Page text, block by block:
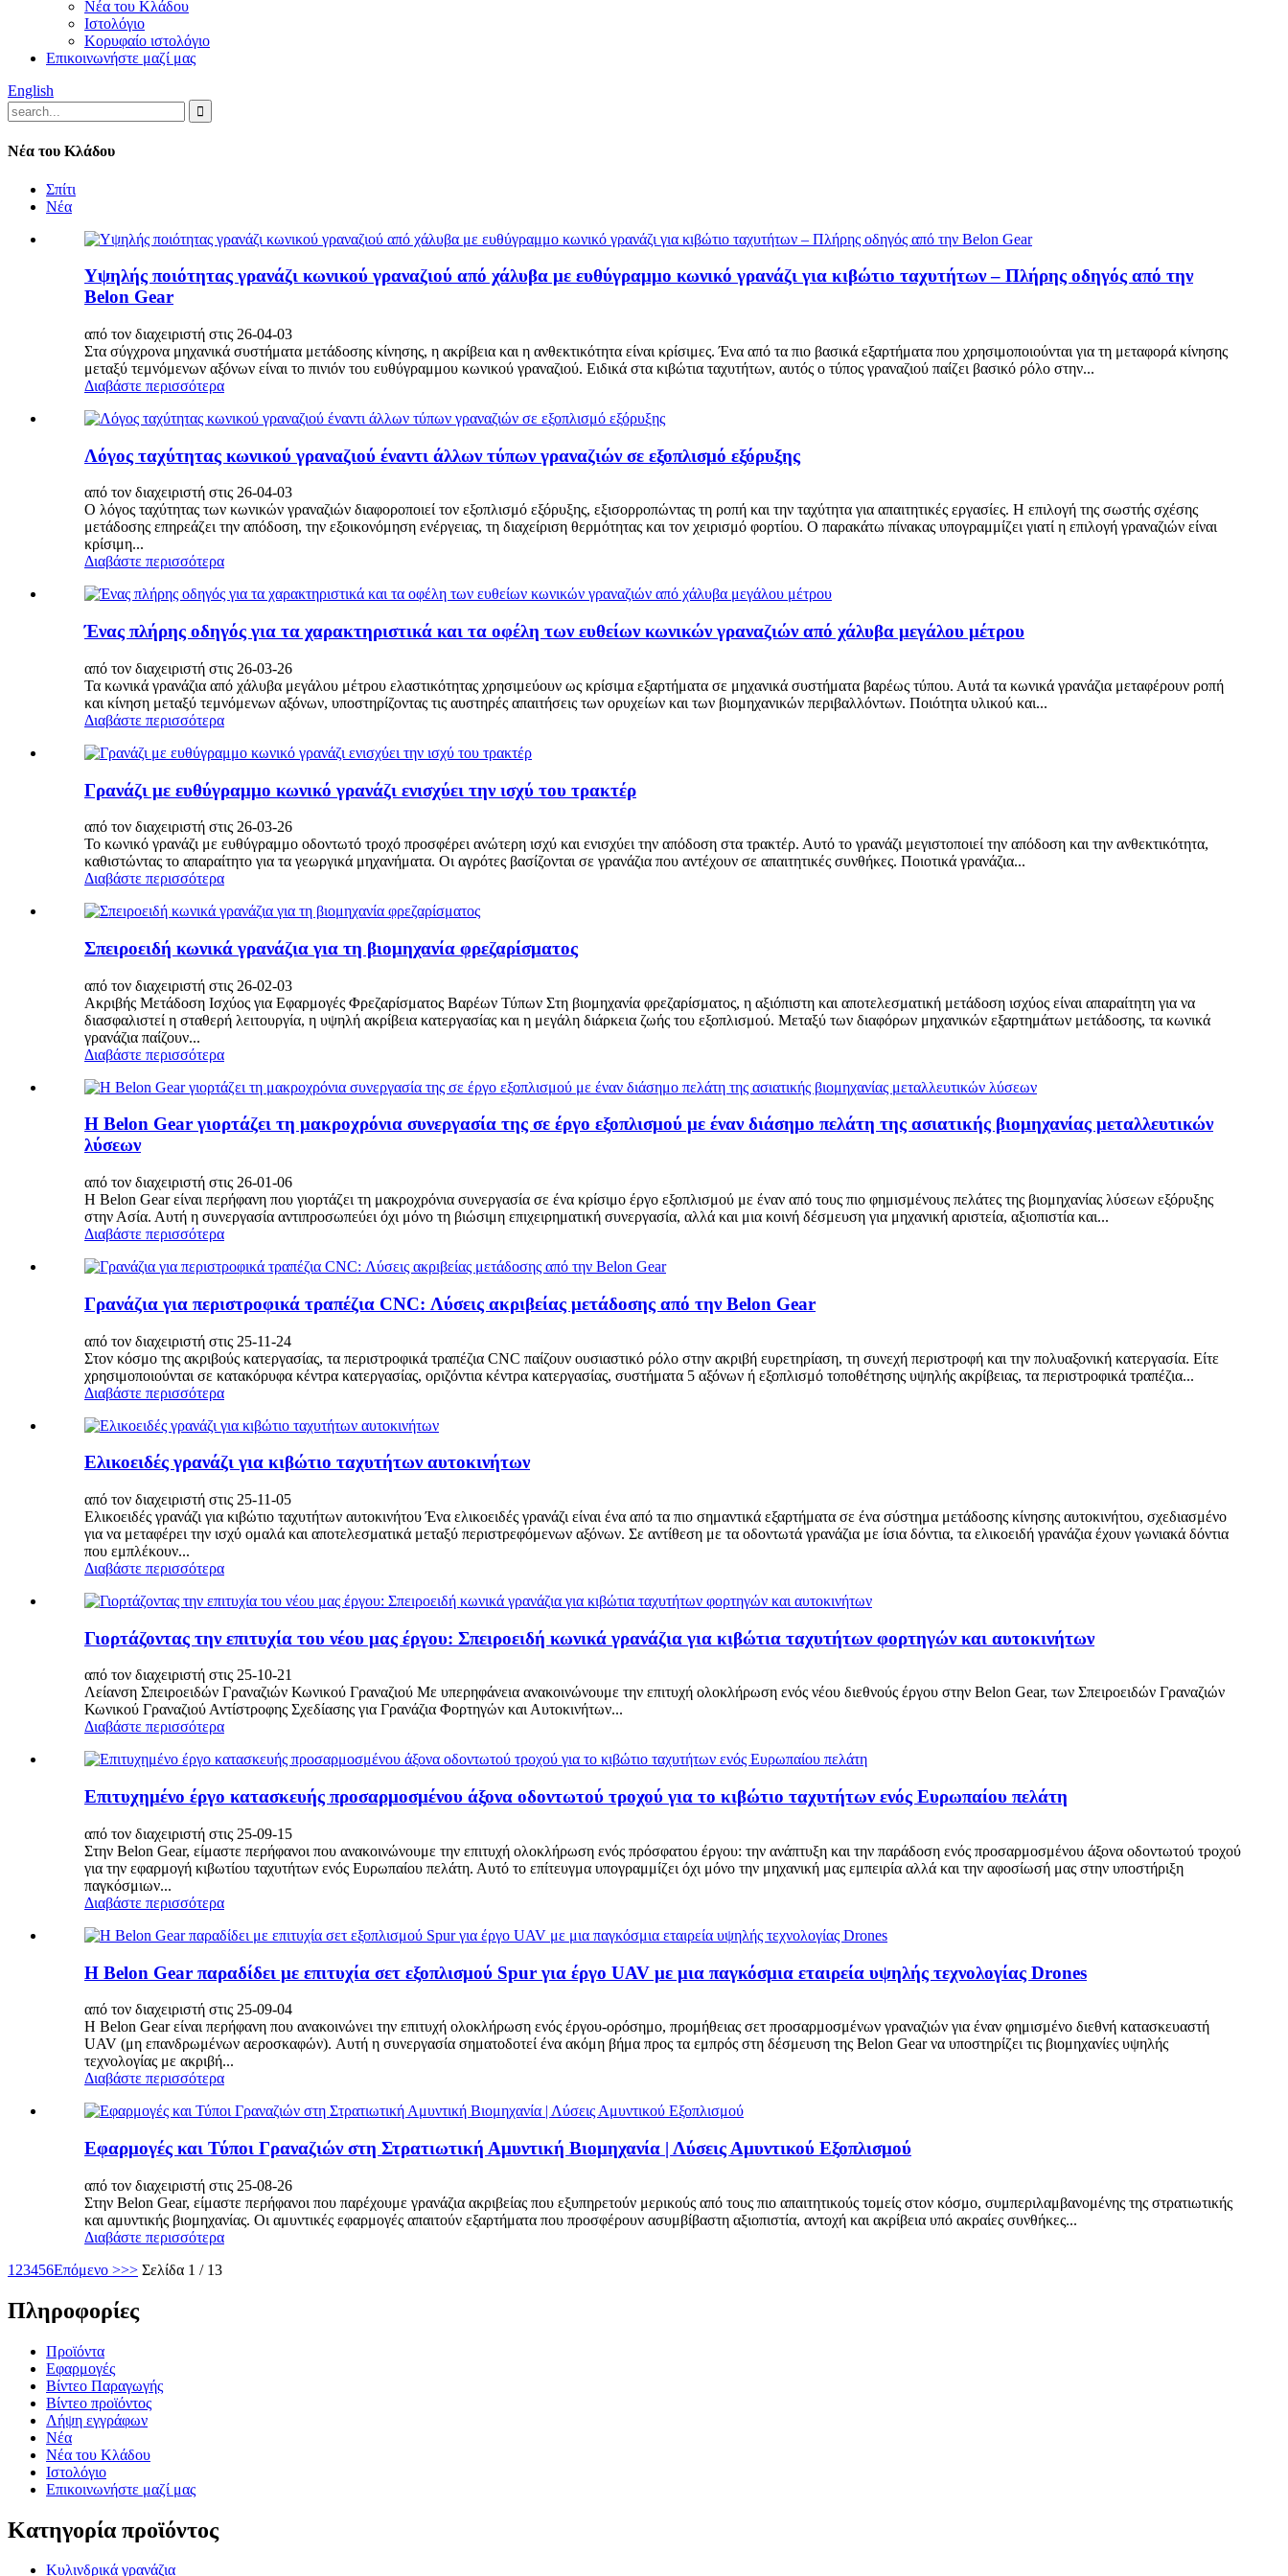
Νέα του Κλάδου
Ιστολόγιο
Κορυφαίο ιστολόγιο
Επικοινωνήστε μαζί μας
English
Νέα του Κλάδου
Σπίτι
Νέα
Υψηλής ποιότητας γρανάζι κωνικού γραναζιού από χάλυβα με ευθύγραμμο κωνικό γρανάζι για κιβώτιο ταχυτήτων – Πλήρης οδηγός από την
Belon Gear
από τον διαχειριστή στις 26-04-03
Στα σύγχρονα μηχανικά συστήματα μετάδοσης κίνησης, η ακρίβεια και η ανθεκτικότητα είναι κρίσιμες. Ένα από τα πιο βασικά εξαρτήματα που χρησιμοποιούνται για τη μεταφορά κίνησης
μεταξύ τεμνόμενων αξόνων είναι το πινιόν του ευθύγραμμου κωνικού γραναζιού. Ειδικά στα κιβώτια ταχυτήτων, αυτός ο τύπος γραναζιού παίζει βασικό ρόλο στην...
Διαβάστε περισσότερα
Λόγος ταχύτητας κωνικού γραναζιού έναντι άλλων τύπων γραναζιών σε εξοπλισμό εξόρυξης
από τον διαχειριστή στις 26-04-03
Ο λόγος ταχύτητας των κωνικών γραναζιών διαφοροποιεί τον εξοπλισμό εξόρυξης, εξισορροπώντας τη ροπή και την ταχύτητα για απαιτητικές εργασίες. Η επιλογή της σωστής σχέσης
μετάδοσης επηρεάζει την απόδοση, την εξοικονόμηση ενέργειας, τη διαχείριση θερμότητας και τον χειρισμό φορτίου. Ο παρακάτω πίνακας υπογραμμίζει γιατί η επιλογή γραναζιών είναι
κρίσιμη...
Διαβάστε περισσότερα
Ένας πλήρης οδηγός για τα χαρακτηριστικά και τα οφέλη των ευθείων κωνικών γραναζιών από χάλυβα μεγάλου μέτρου
από τον διαχειριστή στις 26-03-26
Τα κωνικά γρανάζια από χάλυβα μεγάλου μέτρου ελαστικότητας χρησιμεύουν ως κρίσιμα εξαρτήματα σε μηχανικά συστήματα βαρέως τύπου. Αυτά τα κωνικά γρανάζια μεταφέρουν ροπή
και κίνηση μεταξύ τεμνόμενων αξόνων, υποστηρίζοντας τις αυστηρές απαιτήσεις των ορυχείων και των βιομηχανικών περιβαλλόντων. Ποιότητα υλικού και...
Διαβάστε περισσότερα
Γρανάζι με ευθύγραμμο κωνικό γρανάζι ενισχύει την ισχύ του τρακτέρ
από τον διαχειριστή στις 26-03-26
Το κωνικό γρανάζι με ευθύγραμμο οδοντωτό τροχό προσφέρει ανώτερη ισχύ και ενισχύει την απόδοση στα τρακτέρ. Αυτό το γρανάζι μεγιστοποιεί την απόδοση και την ανθεκτικότητα,
καθιστώντας το απαραίτητο για τα γεωργικά μηχανήματα. Οι αγρότες βασίζονται σε γρανάζια που αντέχουν σε απαιτητικές συνθήκες. Ποιοτικά γρανάζια...
Διαβάστε περισσότερα
Σπειροειδή κωνικά γρανάζια για τη βιομηχανία φρεζαρίσματος
από τον διαχειριστή στις 26-02-03
Ακριβής Μετάδοση Ισχύος για Εφαρμογές Φρεζαρίσματος Βαρέων Τύπων Στη βιομηχανία φρεζαρίσματος, η αξιόπιστη και αποτελεσματική μετάδοση ισχύος είναι απαραίτητη για να
διασφαλιστεί η σταθερή λειτουργία, η υψηλή ακρίβεια κατεργασίας και η μεγάλη διάρκεια ζωής του εξοπλισμού. Μεταξύ των διαφόρων μηχανικών εξαρτημάτων μετάδοσης, τα κωνικά
γρανάζια παίζουν...
Διαβάστε περισσότερα
Η Belon Gear γιορτάζει τη μακροχρόνια συνεργασία της σε έργο εξοπλισμού με έναν διάσημο πελάτη της ασιατικής βιομηχανίας μεταλλευτικών
λύσεων
από τον διαχειριστή στις 26-01-06
Η Belon Gear είναι περήφανη που γιορτάζει τη μακροχρόνια συνεργασία σε ένα κρίσιμο έργο εξοπλισμού με έναν από τους πιο φημισμένους πελάτες της βιομηχανίας λύσεων εξόρυξης
στην Ασία. Αυτή η συνεργασία αντιπροσωπεύει όχι μόνο τη βιώσιμη επιχειρηματική συνεργασία, αλλά και μια κοινή δέσμευση για μηχανική αριστεία, αξιοπιστία και...
Διαβάστε περισσότερα
Γρανάζια για περιστροφικά τραπέζια CNC: Λύσεις ακριβείας μετάδοσης από την Belon Gear
από τον διαχειριστή στις 25-11-24
Στον κόσμο της ακριβούς κατεργασίας, τα περιστροφικά τραπέζια CNC παίζουν ουσιαστικό ρόλο στην ακριβή ευρετηρίαση, τη συνεχή περιστροφή και την πολυαξονική κατεργασία. Είτε
χρησιμοποιούνται σε κατακόρυφα κέντρα κατεργασίας, οριζόντια κέντρα κατεργασίας, συστήματα 5 αξόνων ή εξοπλισμό τοποθέτησης υψηλής ακρίβειας, τα περιστροφικά τραπέζια...
Διαβάστε περισσότερα
Ελικοειδές γρανάζι για κιβώτιο ταχυτήτων αυτοκινήτων
από τον διαχειριστή στις 25-11-05
Ελικοειδές γρανάζι για κιβώτιο ταχυτήτων αυτοκινήτου Ένα ελικοειδές γρανάζι είναι ένα από τα πιο σημαντικά εξαρτήματα σε ένα σύστημα μετάδοσης κίνησης αυτοκινήτου, σχεδιασμένο
για να μεταφέρει την ισχύ ομαλά και αποτελεσματικά μεταξύ περιστρεφόμενων αξόνων. Σε αντίθεση με τα οδοντωτά γρανάζια με ίσια δόντια, τα ελικοειδή γρανάζια έχουν γωνιακά δόντια
που εμπλέκουν...
Διαβάστε περισσότερα
Γιορτάζοντας την επιτυχία του νέου μας έργου: Σπειροειδή κωνικά γρανάζια για κιβώτια ταχυτήτων φορτηγών και αυτοκινήτων
από τον διαχειριστή στις 25-10-21
Λείανση Σπειροειδών Γραναζιών Κωνικού Γραναζιού Με υπερηφάνεια ανακοινώνουμε την επιτυχή ολοκλήρωση ενός νέου διεθνούς έργου στην Belon Gear, των Σπειροειδών Γραναζιών
Κωνικού Γραναζιού Αντίστροφης Σχεδίασης για Γρανάζια Φορτηγών και Αυτοκινήτων...
Διαβάστε περισσότερα
Επιτυχημένο έργο κατασκευής προσαρμοσμένου άξονα οδοντωτού τροχού για το κιβώτιο ταχυτήτων ενός Ευρωπαίου πελάτη
από τον διαχειριστή στις 25-09-15
Στην Belon Gear, είμαστε περήφανοι που ανακοινώνουμε την επιτυχή ολοκλήρωση ενός πρόσφατου έργου: την ανάπτυξη και την παράδοση ενός προσαρμοσμένου άξονα οδοντωτού τροχού
για την εφαρμογή κιβωτίου ταχυτήτων ενός Ευρωπαίου πελάτη. Αυτό το επίτευγμα υπογραμμίζει όχι μόνο την μηχανική μας εμπειρία αλλά και την αφοσίωσή μας στην υποστήριξη
παγκόσμιων...
Διαβάστε περισσότερα
Η Belon Gear παραδίδει με επιτυχία σετ εξοπλισμού Spur για έργο UAV με μια παγκόσμια εταιρεία υψηλής τεχνολογίας Drones
από τον διαχειριστή στις 25-09-04
Η Belon Gear είναι περήφανη που ανακοινώνει την επιτυχή ολοκλήρωση ενός έργου-ορόσημο, προμήθειας σετ προσαρμοσμένων γραναζιών για έναν φημισμένο διεθνή κατασκευαστή
UAV (μη επανδρωμένων αεροσκαφών). Αυτή η συνεργασία σηματοδοτεί ένα ακόμη βήμα προς τα εμπρός στη δέσμευση της Belon Gear να υποστηρίζει τις βιομηχανίες υψηλής
τεχνολογίας με ακριβή...
Διαβάστε περισσότερα
Εφαρμογές και Τύποι Γραναζιών στη Στρατιωτική Αμυντική Βιομηχανία | Λύσεις Αμυντικού Εξοπλισμού
από τον διαχειριστή στις 25-08-26
Στην Belon Gear, είμαστε περήφανοι που παρέχουμε γρανάζια ακριβείας που εξυπηρετούν μερικούς από τους πιο απαιτητικούς τομείς στον κόσμο, συμπεριλαμβανομένης της στρατιωτικής
και αμυντικής βιομηχανίας. Οι αμυντικές εφαρμογές απαιτούν εξαρτήματα που προσφέρουν ασυμβίβαστη αξιοπιστία, αντοχή και ακρίβεια υπό ακραίες συνθήκες...
Διαβάστε περισσότερα
1 23456Επόμενο >>> Σελίδα 1 / 13
Πληροφορίες
Προϊόντα
Εφαρμογές
Βίντεο Παραγωγής
Βίντεο προϊόντος
Λήψη εγγράφων
Νέα
Νέα του Κλάδου
Ιστολόγιο
Επικοινωνήστε μαζί μας
Κατηγορία προϊόντος
Κυλινδρικά γρανάζια